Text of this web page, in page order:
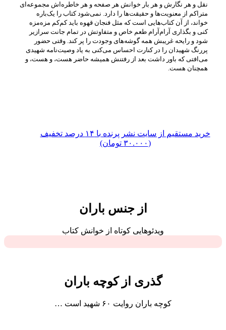
نقل و هر نگارش و هر بار خوانش هر صفحه و هر خاطره‌اش مجموعه‌ای
متراكم از معنویت‌ها و حقیقت‌ها را دارد. نمی‌شود كتاب را یک‌باره
خواند، از آن کتاب‌هایی است كه مثل فنجان قهوه باید کم‌کم مزه‌مزه
كنی و بگذاری آرام‌آرام طعم خاص و متفاوتش در تمام جانت سرازیر
شود و رایحه غریبش همه گوشه‌های وجودت را پر كند. وقتی حضور
پررنگ شهیدان را در كنارت احساس می‌کنی به یاد وصیت‌نامه شهیدی
می‌افتی كه باور داشت بعد از رفتنش همیشه حاضر هست، و هست، و
همچنان هست.
خرید مستقیم از سایت نشر پرنده با ۱۴ درصد تخفیف
(۳۰.۰۰۰ تومان)
از جنس باران
ویدئوهایی کوتاه از خوانش کتاب
گذری از کوچه باران
کوچه باران روایت ۶۰ شهید است …